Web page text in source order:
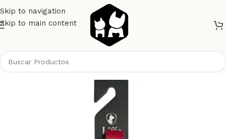
Skip to navigation
Skip to main content